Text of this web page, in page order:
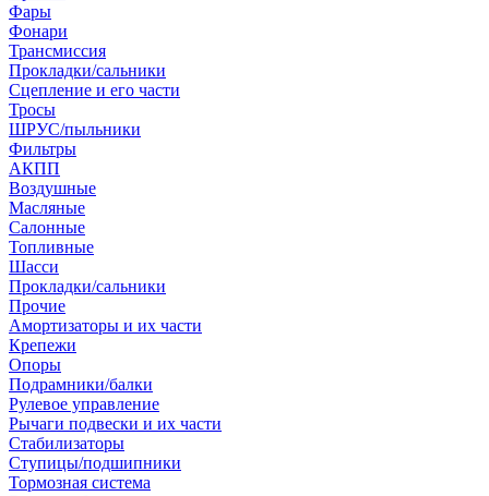
Фары
Фонари
Трансмиссия
Прокладки/сальники
Сцепление и его части
Тросы
ШРУС/пыльники
Фильтры
АКПП
Воздушные
Масляные
Салонные
Топливные
Шасси
Прокладки/сальники
Прочие
Амортизаторы и их части
Крепежи
Опоры
Подрамники/балки
Рулевое управление
Рычаги подвески и их части
Стабилизаторы
Ступицы/подшипники
Тормозная система